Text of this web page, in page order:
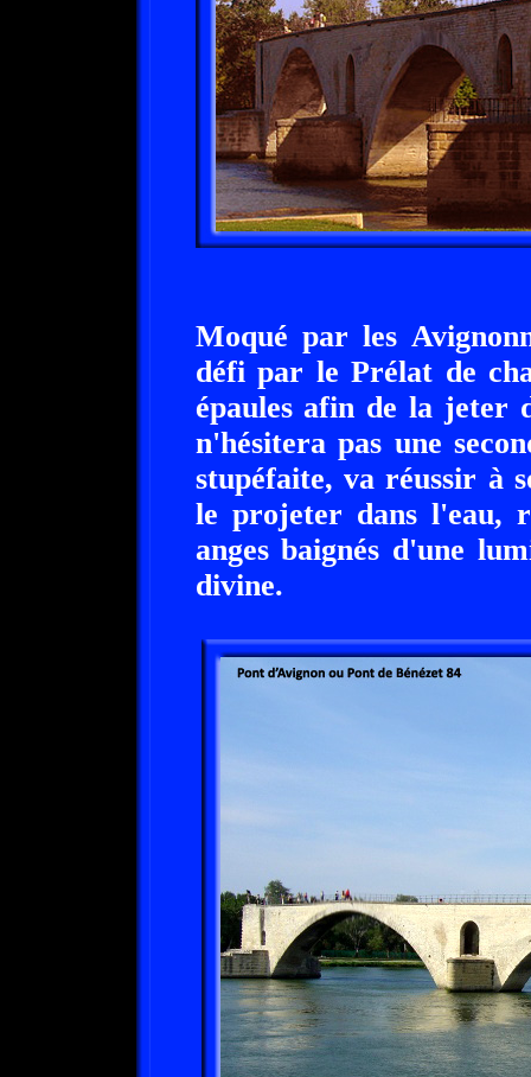
Moqué par les
défi par le Prélat de
épaules afin de la jeter
n'hésitera pas une
stupéfaite, va réussir à
le projeter dans l'eau,
anges baignés d'une
divine.